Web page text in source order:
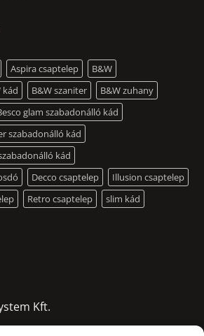
Aspira csaptelep
B&W
kád B&W szaniter
B&W zuhany
glam szabadonálló kád
szabadonálló kád
kád
Decco csaptelep
Illusion csaptelep
Retro csaptelep
slim kád
Kft.